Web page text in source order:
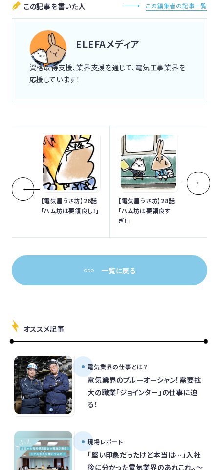
この記事を書いた人 この編集者の記事一覧
ELEFAメディア
資格取得支援、業界支援を通じて、電気工事業界を
応援しています！
【電気屋うさ坊】26話
「ハム坊は要領良し！」
【電気屋うさ坊】28話
「ハム坊は要領良す
ぎ！」
一覧に戻る
オススメ記事
電気業界の仕事とは？
電気業界のブルーオーシャン！需要拡
大の職業「ジョインター」の仕事に迫
る！
現場レポート
「堅い印象だったけど本当は…」入社
後に分かった電気業界のあれこれ。～